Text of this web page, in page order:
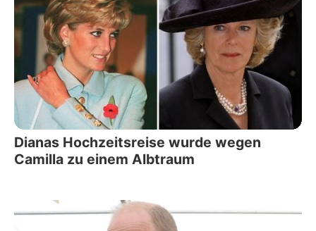
Dianas Hochzeitsreise wurde wegen
Camilla zu einem Albtraum